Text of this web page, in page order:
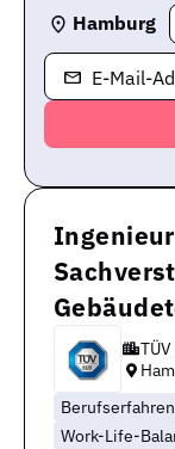
Hamburg
E-Mail-
TÜV
Work-Life-